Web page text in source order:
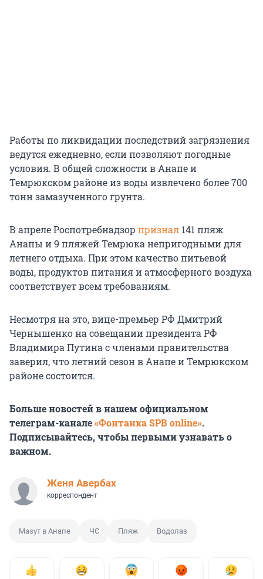
Работы по ликвидации последствий загрязнения
ведутся ежедневно, если позволяют погодные
условия. В общей сложности в Анапе и
Темрюкском районе из воды извлечено более 700
тонн замазученного грунта.
В апреле Роспотребнадзор признал 141 пляж
Анапы и 9 пляжей Темрюка непригодными для
летнего отдыха. При этом качество питьевой
воды, продуктов питания и атмосферного воздуха
соответствует всем требованиям.
Несмотря на это, вице-премьер РФ Дмитрий
Чернышенко на совещании президента РФ
Владимира Путина с членами правительства
заверил, что летний сезон в Анапе и Темрюкском
районе состоится.
Больше новостей в нашем официальном
телеграм-канале«Фонтанка SPB online».
Подписывайтесь, чтобы первыми узнавать о
важном.
Женя Авербах
корреспондент
Мазут в Анапе ЧС Пляж Водолаз